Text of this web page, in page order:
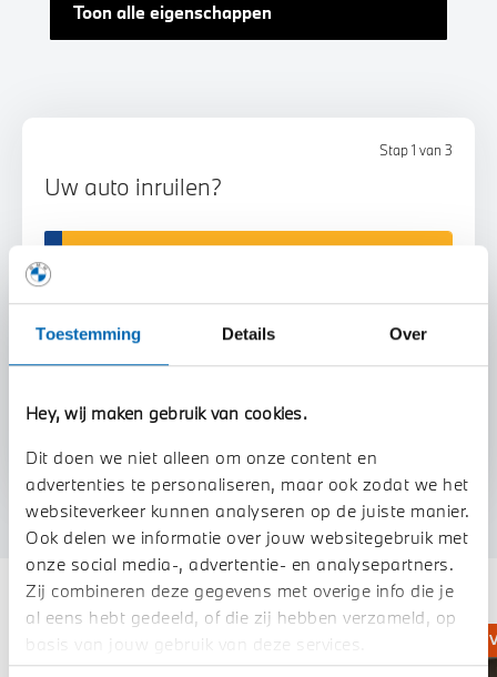
Toestemming Details Over
Hey, wij maken gebruik van cookies.
Dit doen we niet alleen om onze content en
advertenties te personaliseren, maar ook zodat we het
websiteverkeer kunnen analyseren op de juiste manier.
Ook delen we informatie over jouw websitegebruik met
onze social media-, advertentie- en analysepartners.
Zij combineren deze gegevens met overige info die je
al eens hebt gedeeld, of die zij hebben verzameld, op
basis van jouw gebruik van deze services.
Stap 1 van 3
Uw auto inruilen?
Toon alle eigenschappen
Deze zijn vergelijkbaar